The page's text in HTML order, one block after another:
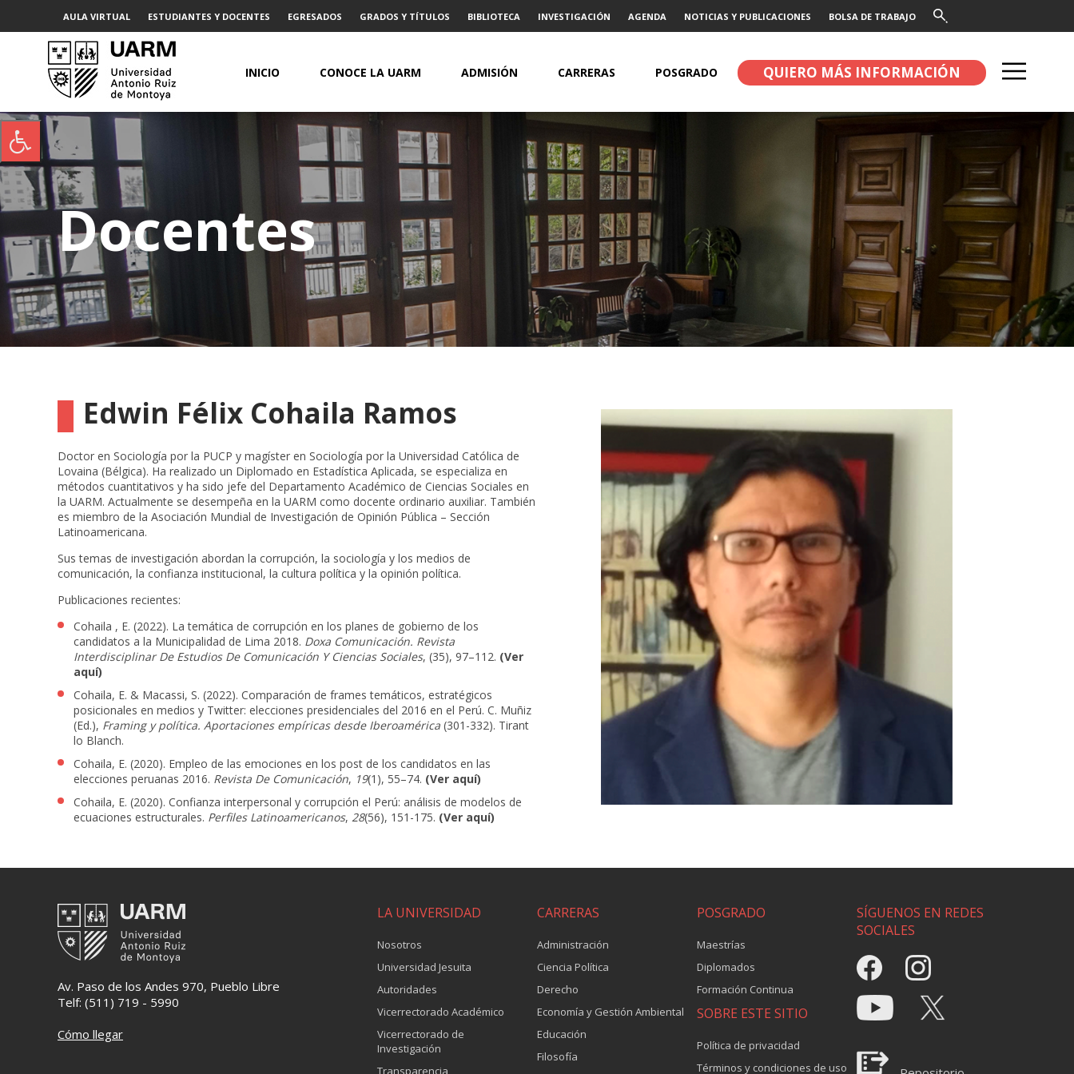
AULA VIRTUAL ESTUDIANTES Y DOCENTES EGRESADOS GRADOS Y TÍTULOS BIBLIOTECA INVESTIGACIÓN AGENDA NOTICIAS Y PUBLICACIONES BOLSA DE TRABAJO
INICIO CONOCE LA UARM ADMISIÓN CARRERAS POSGRADO QUIERO MÁS INFORMACIÓN
Docentes
Edwin Félix Cohaila Ramos
Doctor en Sociología por la PUCP y magíster en Sociología por la Universidad Católica de
Lovaina (Bélgica). Ha realizado un Diplomado en Estadística Aplicada, se especializa en
métodos cuantitativos y ha sido jefe del Departamento Académico de Ciencias Sociales en
la UARM. Actualmente se desempeña en la UARM como docente ordinario auxiliar. También
es miembro de la Asociación Mundial de Investigación de Opinión Pública – Sección
Latinoamericana.
Sus temas de investigación abordan la corrupción, la sociología y los medios de
comunicación, la confianza institucional, la cultura política y la opinión política.
Publicaciones recientes:
Cohaila , E. (2022). La temática de corrupción en los planes de gobierno de los
candidatos a la Municipalidad de Lima 2018. Doxa Comunicación. Revista
Interdisciplinar De Estudios De Comunicación Y Ciencias Sociales, (35), 97–112. (Ver
aquí)
Cohaila, E. & Macassi, S. (2022). Comparación de frames temáticos, estratégicos
posicionales en medios y Twitter: elecciones presidenciales del 2016 en el Perú. C. Muñiz
(Ed.), Framing y política. Aportaciones empíricas desde Iberoamérica (301-332). Tirant
lo Blanch.
Cohaila, E. (2020). Empleo de las emociones en los post de los candidatos en las
elecciones peruanas 2016. Revista De Comunicación, 19(1), 55–74. (Ver aquí)
Cohaila, E. (2020). Confianza interpersonal y corrupción el Perú: análisis de modelos de
ecuaciones estructurales. Perfiles Latinoamericanos, 28(56), 151-175. (Ver aquí)
Av. Paso de los Andes 970, Pueblo Libre
Telf: (511) 719 - 5990
Cómo llegar
LA UNIVERSIDAD
Nosotros
Universidad Jesuita
Autoridades
Vicerrectorado Académico
Vicerrectorado de
Investigación
Transparencia
CARRERAS
Administración
Ciencia Política
Derecho
Economía y Gestión Ambiental
Educación
Filosofía
POSGRADO
Maestrías
Diplomados
Formación Continua
SOBRE ESTE SITIO
Política de privacidad
Términos y condiciones de uso
SÍGUENOS EN REDES
SOCIALES